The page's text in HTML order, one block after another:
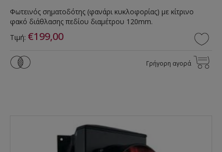
Φωτεινός σηματοδότης (φανάρι κυκλοφορίας) με κίτρινο
φακό διάθλασης πεδίου διαμέτρου 120mm.
Τιμή: €199,00
Γρήγορη αγορά